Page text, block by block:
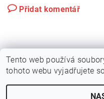
Přidat komentář
Tento web používá
tohoto webu vyjadřujete